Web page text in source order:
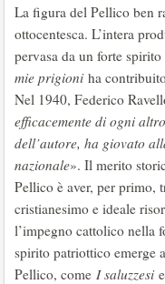
La figura del Pellico ben
ottocentesca. L’intera
pervasa da un forte
mie prigioni ha
Nel 1940, Federico
efficacemente di ogni
dell’autore, ha giovato
nazionale». Il merito
Pellico è aver, per primo,
cristianesimo e ideale
l’impegno cattolico nella
spirito patriottico emerge
Pellico, come I saluzzesi e